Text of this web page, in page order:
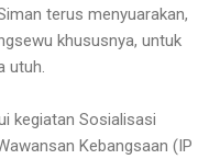
terus menyuarakan,
khususnya, untuk
utuh.
kegiatan Sosialisasi
Kebangsaan (IP